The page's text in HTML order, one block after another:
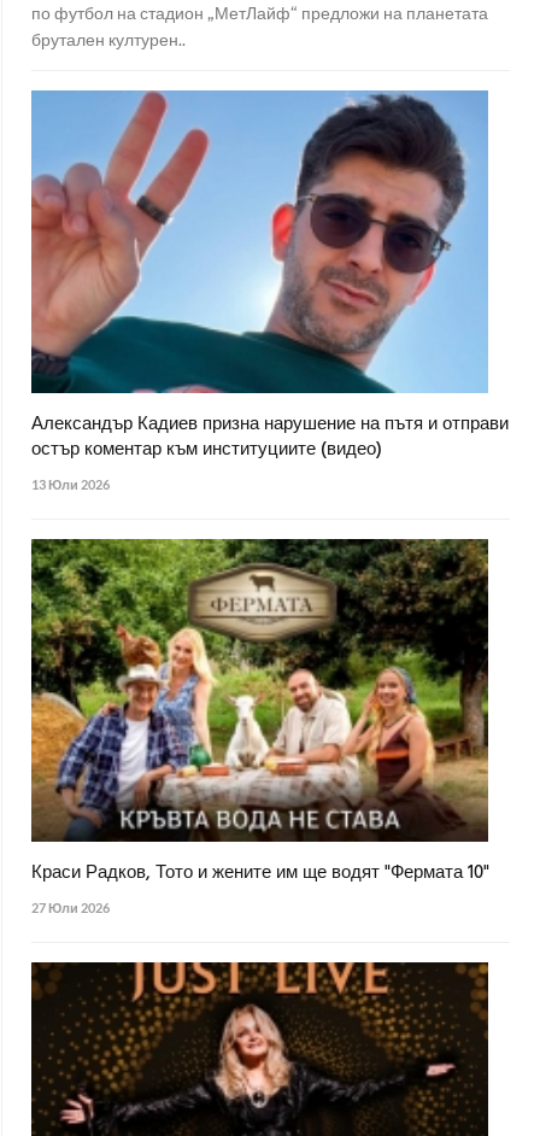
по футбол на стадион „МетЛайф“ предложи на планетата
брутален културен..
Александър Кадиев призна нарушение на пътя и отправи
остър коментар към институциите (видео)
13 Юли 2026
Краси Радков, Тото и жените им ще водят "Фермата 10"
27 Юли 2026